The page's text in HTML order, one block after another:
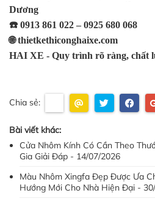
Dương
☎️ 0913 861 022 – 0925 680 068
🌐 thietkethiconghaixe.com
HAI XE - Quy trình rõ ràng, chất
Chia sẻ:
Bài viết khác:
Cửa Nhôm Kính Có Cần Theo
Gia Giải Đáp - 14/07/2026
Màu Nhôm Xingfa Đẹp Được Ưa
Hướng Mới Cho Nhà Hiện Đại -